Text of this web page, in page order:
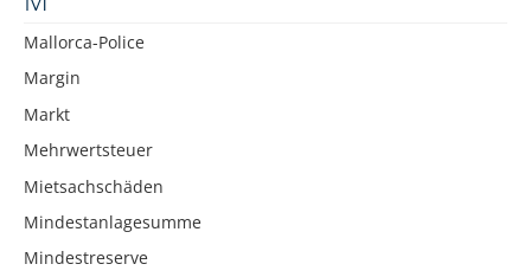
Mallorca-Police
Margin
Markt
Mehrwertsteuer
Mietsachschäden
Mindestanlagesumme
Mindestreserve